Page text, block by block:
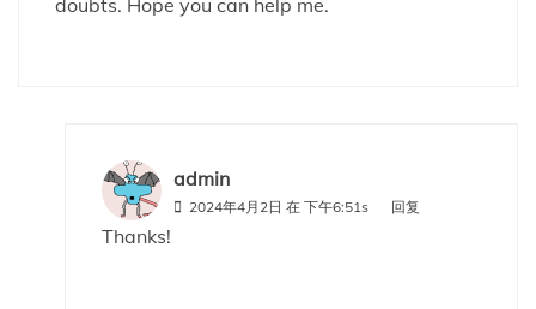
doubts. Hope you can help me.
admin
2024年4月2日 在 下午6:51s 回复
Thanks!